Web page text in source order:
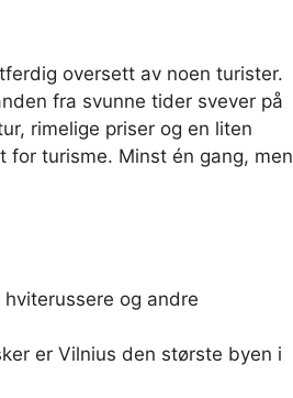
oversett av noen turister.
fra svunne tider svever på
rimelige priser og en liten
for turisme. Minst én gang, men
og andre
er Vilnius den største byen i